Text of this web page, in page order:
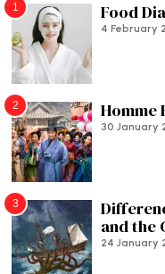
1 Food
4 February
2 Homme
30 January
3
and the
24 January